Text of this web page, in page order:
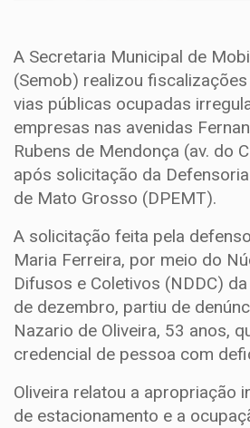
A Secretaria Municipal de
(Semob) realizou
vias públicas ocupadas
empresas nas avenidas
Rubens de Mendonça (av. do
após solicitação da
de Mato Grosso (DPEMT).
A solicitação feita pela
Maria Ferreira, por meio do
Difusos e Coletivos (NDDC)
de dezembro, partiu de
Nazario de Oliveira, 53 anos,
credencial de pessoa com
Oliveira relatou a apropriação
de estacionamento e a